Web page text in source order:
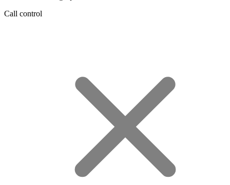
Call control